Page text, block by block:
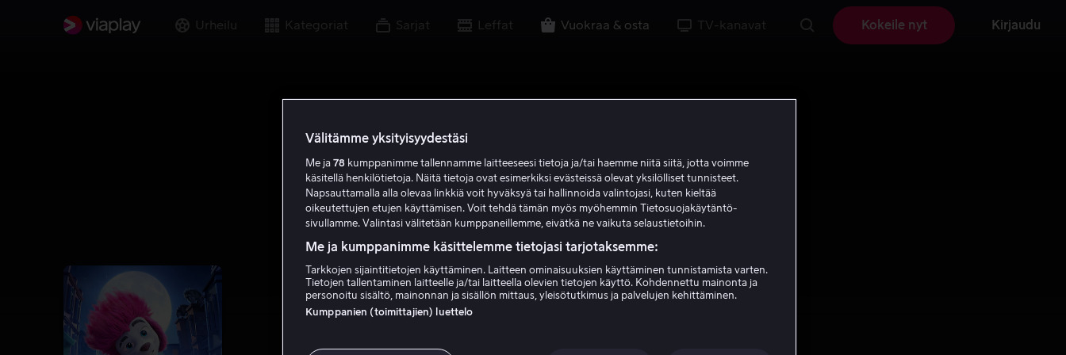
Urheilu Kategoriat Sarjat Leffat Vuokraa & osta TV-kanavat Kokeile nyt Kirjaudu
Välitämme yksityisyydestäsi
Me ja 78 kumppanimme tallennamme laitteeseesi tietoja ja/tai haemme niitä siitä, jotta voimme
käsitellä henkilötietoja. Näitä tietoja ovat esimerkiksi evästeissä olevat yksilölliset tunnisteet.
Napsauttamalla alla olevaa linkkiä voit hyväksyä tai hallinnoida valintojasi, kuten kieltää
oikeutettujen etujen käyttämisen. Voit tehdä tämän myös myöhemmin Tietosuojakäytäntö-
sivullamme. Valintasi välitetään kumppaneillemme, eivätkä ne vaikuta selaustietoihin.
Me ja kumppanimme käsittelemme tietojasi tarjotaksemme:
Tarkkojen sijaintitietojen käyttäminen. Laitteen ominaisuuksien käyttäminen tunnistamista varten.
Tietojen tallentaminen laitteelle ja/tai laitteella olevien tietojen käyttö. Kohdennettu mainonta ja
personoitu sisältö, mainonnan ja sisällön mittaus, yleisötutkimus ja palvelujen kehittäminen.
Kumppanien (toimittajien) luettelo